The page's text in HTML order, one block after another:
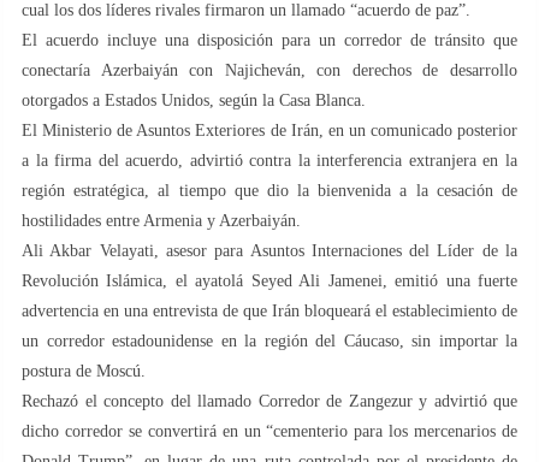
cual los dos líderes rivales firmaron un llamado “acuerdo de paz”.
El acuerdo incluye una disposición para un corredor de tránsito que
conectaría Azerbaiyán con Najicheván, con derechos de desarrollo
otorgados a Estados Unidos, según la Casa Blanca.
El Ministerio de Asuntos Exteriores de Irán, en un comunicado posterior
a la firma del acuerdo, advirtió contra la interferencia extranjera en la
región estratégica, al tiempo que dio la bienvenida a la cesación de
hostilidades entre Armenia y Azerbaiyán.
Ali Akbar Velayati, asesor para Asuntos Internaciones del Líder de la
Revolución Islámica, el ayatolá Seyed Ali Jamenei, emitió una fuerte
advertencia en una entrevista de que Irán bloqueará el establecimiento de
un corredor estadounidense en la región del Cáucaso, sin importar la
postura de Moscú.
Rechazó el concepto del llamado Corredor de Zangezur y advirtió que
dicho corredor se convertirá en un “cementerio para los mercenarios de